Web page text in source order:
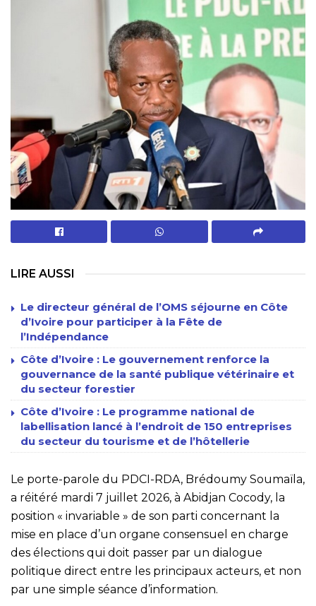
LIRE AUSSI
Le directeur général de l’OMS séjourne en Côte
d’Ivoire pour participer à la Fête de
l’Indépendance
Côte d’Ivoire : Le gouvernement renforce la
gouvernance de la santé publique vétérinaire et
du secteur forestier
Côte d’Ivoire : Le programme national de
labellisation lancé à l’endroit de 150 entreprises
du secteur du tourisme et de l’hôtellerie
Le porte-parole du PDCI-RDA, Brédoumy Soumaïla,
a réitéré mardi 7 juillet 2026, à Abidjan Cocody, la
position « invariable » de son parti concernant la
mise en place d’un organe consensuel en charge
des élections qui doit passer par un dialogue
politique direct entre les principaux acteurs, et non
par une simple séance d’information.